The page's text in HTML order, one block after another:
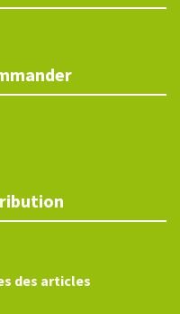
des articles